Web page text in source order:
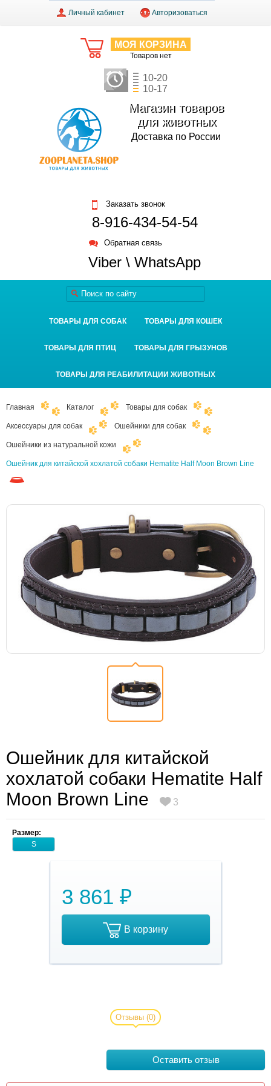
Личный кабинет Авторизоваться
МОЯ КОРЗИНА
Товаров нет
10-20
10-17
Магазин товаров
для животных
Доставка по России
Заказать звонок
8-916-434-54-54
Обратная связь
Viber \ WhatsApp
ТОВАРЫ ДЛЯ СОБАК ТОВАРЫ ДЛЯ КОШЕК
ТОВАРЫ ДЛЯ ПТИЦ ТОВАРЫ ДЛЯ ГРЫЗУНОВ
ТОВАРЫ ДЛЯ РЕАБИЛИТАЦИИ ЖИВОТНЫХ
Главная Каталог Товары для собак
Аксессуары для собак Ошейники для собак
Ошейники из натуральной кожи
Ошейник для китайской хохлатой собаки Hematite Half Moon Brown Line
Ошейник для китайской
хохлатой собаки Hematite Half
Moon Brown Line
3
Размер:
S
3 861 ₽
В корзину
который
Отзывы (0)
Оставить отзыв